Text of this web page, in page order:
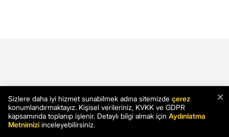
×
Sizlere daha iyi hizmet sunabilmek adına sitemizde çerez
konumlandırmaktayız. Kişisel verileriniz, KVKK ve GDPR
kapsamında toplanıp işlenir. Detaylı bilgi almak için Aydınlatma
Metnimizi inceleyebilirsiniz.